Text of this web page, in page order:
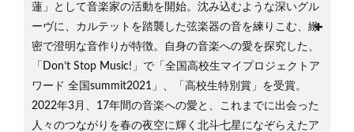
蓮」として音楽家の活動を開始。沈み込むような深いグル
ーヴに、カルテットを踏襲した弦楽器の音を練りこむ、緻
密で澄明な音作りが特徴。自身の音楽への愛を探究した、
「Don’t Stop Music!」で「全国高校生マイプロジェクトア
ワード 全国summit2021」、「高校生特別賞」を受賞。
2022年3月、17年間の音楽への愛と、これまでに出会った
人々のつながりを春の夜空に輝く北斗七星になぞらえたア